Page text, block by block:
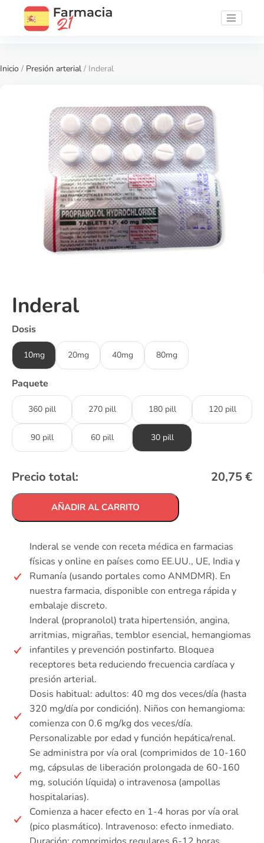
Inicio / Presión arterial / Inderal
Inderal
Dosis
10mg 20mg 40mg 80mg
Paquete
360 pill 270 pill 180 pill 120 pill
90 pill 60 pill 30 pill
Precio total: 20,75€
AÑADIR AL CARRITO
Inderal se vende con receta médica en farmacias
físicas y online en países como EE.UU., UE, India y
Rumanía (usando portales como ANMDMR). En
nuestra farmacia, disponible con entrega rápida y
embalaje discreto.
Inderal (propranolol) trata hipertensión, angina,
arritmias, migrañas, temblor esencial, hemangiomas
infantiles y prevención postinfarto. Bloquea
receptores beta reduciendo frecuencia cardíaca y
presión arterial.
Dosis habitual: adultos: 40 mg dos veces/día (hasta
320 mg/día por condición). Niños con hemangioma:
comienza con 0.6 mg/kg dos veces/día.
Personalizable por edad y función hepática/renal.
Se administra por vía oral (comprimidos de 10-160
mg, cápsulas de liberación prolongada de 60-160
mg, solución líquida) o intravenosa (ampollas
hospitalarias).
Comienza a hacer efecto en 1-4 horas por vía oral
(pico plasmático). Intravenoso: efecto inmediato.